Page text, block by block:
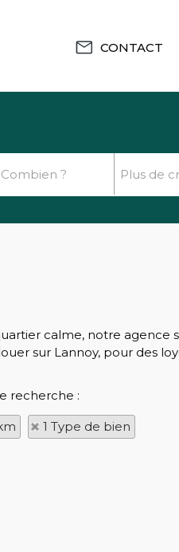
CONTACT
calme, notre agence
sur Lannoy, pour des
recherche :
1 Type de bien